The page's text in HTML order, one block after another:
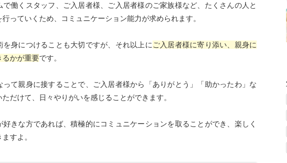
で働くスタッフ、ご入居者様、ご入居者様のご家族様など、たくさんの人と
っていくため、コミュニケーション能力が求められます。
を身につけることも大切ですが、それ以上に ご入居者様に寄り添い、親身に
るかが重要です。
って親身に接することで、ご入居者様から「ありがとう」「助かったわ」な
だけて、日々やりがいを感じることができます。
好きな方であれば、積極的にコミュニケーションを取ることができ、楽しく
すよ。
記事を読む